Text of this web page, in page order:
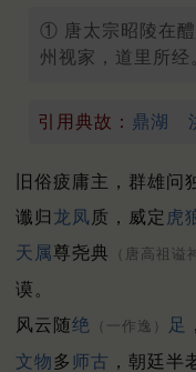
① 唐太宗昭陵在
州视家，道里所经
引用典故： 鼎湖
旧俗疲庸主，群雄问
谶归 龙凤 质，威定 虎
天属尊尧典 （唐高祖谥
谟。
风云随绝 （一作逸） 足
文物 多 师古 ，朝廷半